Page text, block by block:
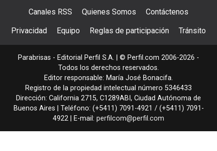
Canales RSS Quienes Somos Contáctenos
Privacidad Equipo Reglas de participación Tránsito
Parabrisas - Editorial Perfil S.A. | © Perfil.com 2006-2026 -
Todos los derechos reservados.
Editor responsable: María José Bonacifa.
Registro de la propiedad intelectual número 5346433
Dirección: California 2715, C1289ABI , Ciudad Autónoma de
Buenos Aires | Teléfono: (+5411) 7091-4921 / (+5411) 7091-
4922 | E-mail: perfilcom@perfil.com